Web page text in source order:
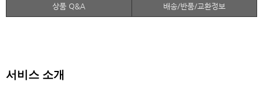
상품 Q&A 배송/반품/교환정보
서비스 소개